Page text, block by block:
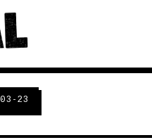
23